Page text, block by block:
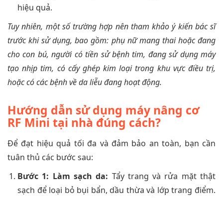
hiệu quả.
Tuy nhiên, một số trường hợp nên tham khảo ý kiến bác sĩ
trước khi sử dụng, bao gồm: phụ nữ mang thai hoặc đang
cho con bú, người có tiền sử bệnh tim, đang sử dụng máy
tạo nhịp tim, có cấy ghép kim loại trong khu vực điều trị,
hoặc có các bệnh về da liễu đang hoạt động.
Hướng dẫn sử dụng máy nâng cơ
RF Mini tại nhà đúng cách?
Để đạt hiệu quả tối đa và đảm bảo an toàn, bạn cần
tuân thủ các bước sau:
Bước 1: Làm sạch da: Tẩy trang và rửa mặt thật
sạch để loại bỏ bụi bẩn, dầu thừa và lớp trang điểm.